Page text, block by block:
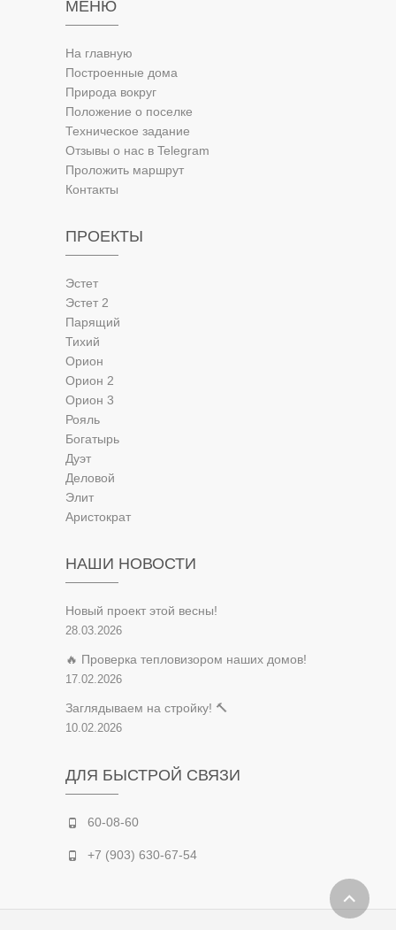
МЕНЮ
На главную
Построенные дома
Природа вокруг
Положение о поселке
Техническое задание
Отзывы о нас в Telegram
Проложить маршрут
Контакты
ПРОЕКТЫ
Эстет
Эстет 2
Парящий
Тихий
Орион
Орион 2
Орион 3
Рояль
Богатырь
Дуэт
Деловой
Элит
Аристократ
НАШИ НОВОСТИ
Новый проект этой весны!
28.03.2026
🔥 Проверка тепловизором наших домов!
17.02.2026
Заглядываем на стройку! 🔨
10.02.2026
ДЛЯ БЫСТРОЙ СВЯЗИ
60-08-60
+7 (903) 630-67-54